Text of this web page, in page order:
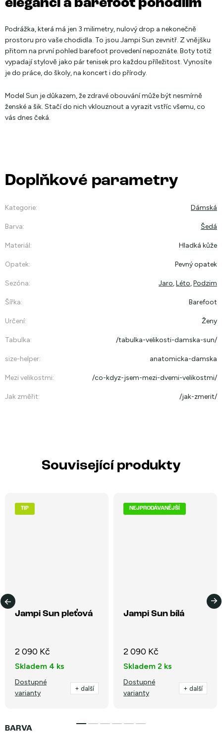
elegancí a barefoot pohodlím
Podrážka, která má jen 3 milimetry, nulový drop a nekonečně
prostoru pro vaše chodidla. To jsou Jampi Sun zevnitř. Z vnějšku
přitom na první pohled barefoot provedení nepoznáte. Boty totiž
vypadají stylově jako pár tenisek pro každou příležitost. Vynosíte
je do práce, do školy, na koncert i do přírody.
Model Sun je důkazem, že zdravé obouvání může být nesmírně
ženské a šik. Stačí do nich vklouznout a vyrazit vstříc všemu, co
vás dnes čeká.
Doplňkové parametry
Kategorie: Dámská
Barva: Šedá
Materiál: Hladká kůže
Opatek: Pevný opatek
Sezóna: Jaro,Léto,Podzim
Šířka: Barefoot
Určení: Ženy
Tabulka: /tabulka-velikosti-damska-sun/
size-helper: anatomicka-damska
Mezi velikostmi: /co-kdyz-jsem-mezi-dvemi-velikostmi/
Jak změřit: /jak-zmerit/
Související produkty
TIP
Jampi Sun pleťová
2 090 Kč
Skladem 4 ks
Dostupné
varianty
+ další
NEJPRODÁVANĚJŠÍ
Jampi Sun bílá
2 090 Kč
Skladem 2 ks
Dostupné
varianty
+ další